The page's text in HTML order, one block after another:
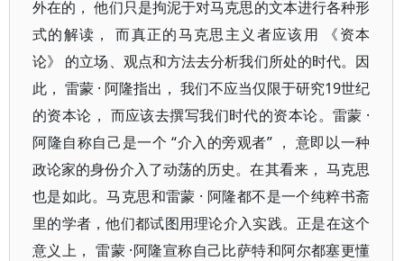
外在的， 他们只是拘泥于对马克思的文本进行各种形
式的解读， 而真正的马克思主义者应该用 《资本
论》 的立场、观点和方法去分析我们所处的时代。因
此， 雷蒙 · 阿隆指出， 我们不应当仅限于研究19世纪
的资本论， 而应该去撰写我们时代的资本论。雷蒙 ·
阿隆自称自己是一个 “介入的旁观者” ， 意即以一种
政论家的身份介入了动荡的历史。在其看来， 马克思
也是如此。马克思和雷蒙 · 阿隆都不是一个纯粹书斋
里的学者，他们都试图用理论介入实践。正是在这个
意义上， 雷蒙 ·阿隆宣称自己比萨特和阿尔都塞更懂